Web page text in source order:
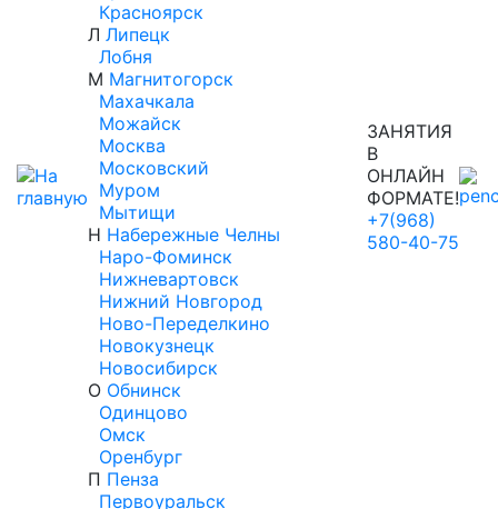
Красноярск
Л Липецк
Лобня
М Магнитогорск
Махачкала
Можайск
Москва
Московский
Муром
Мытищи
Н Набережные Челны
Наро-Фоминск
Нижневартовск
Нижний Новгород
Ново-Переделкино
Новокузнецк
Новосибирск
О Обнинск
Одинцово
Омск
Оренбург
П Пенза
Первоуральск
ЗАНЯТИЯ
В
ОНЛАЙН
ФОРМАТЕ!
+7(968)
580-40-75